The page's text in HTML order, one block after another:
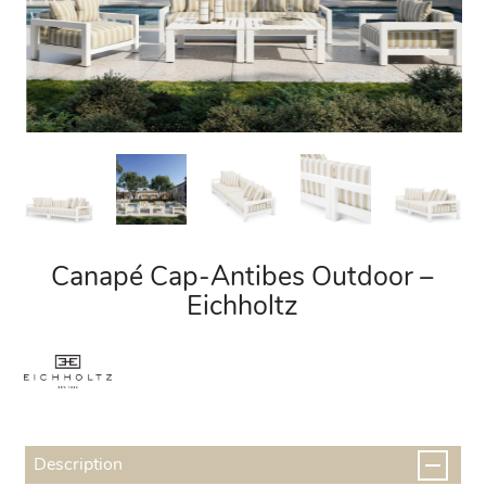
Canapé Cap-Antibes Outdoor –
Eichholtz
Description